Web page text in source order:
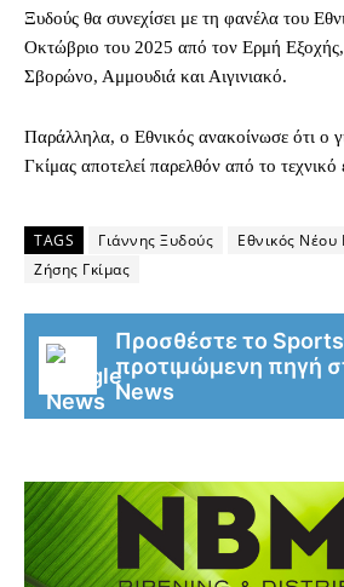
Ξυδούς θα συνεχίσει με τη φανέλα του
Οκτώβριο του 2025 από τον Ερμή Εξοχής,
Σβορώνο, Αμμουδιά και Αιγινιακό.
Παράλληλα, ο Εθνικός ανακοίνωσε ότι ο
Γκίμας αποτελεί παρελθόν από το τεχνικό
TAGS Γιάννης Ξυδούς
Εθνικός Νέου
Ζήσης Γκίμας
Προσθέστε το
προτιμώμενη πηγή
News